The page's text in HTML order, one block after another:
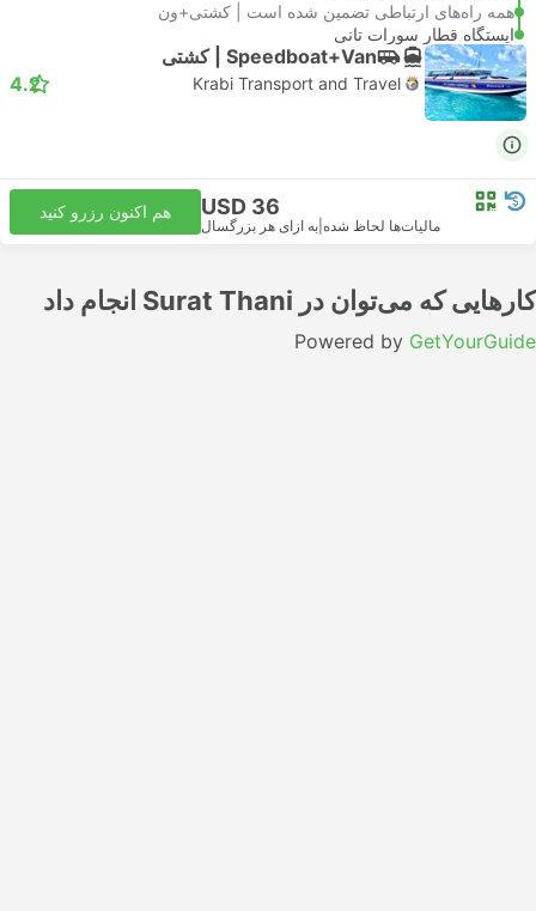
همه راه‌های ارتباطی تضمین شده است | کشتی+ون
ایستگاه قطار سورات تانی
Speedboat+Van | کشتی
Krabi Transport and Travel
4.2
USD 36
مالیات‌ها لحاظ شده به ازای هر بزرگسال
هم اکنون رزرو کنید
کارهایی که می‌توان در Surat Thani انجام داد
Powered by GetYourGuide